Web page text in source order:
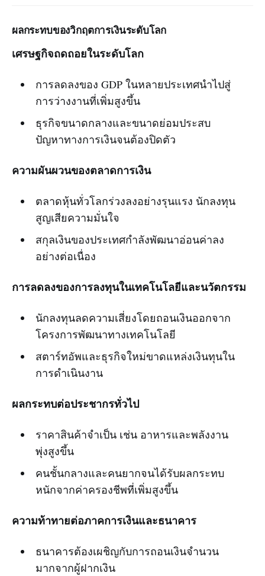
ผลกระทบของวิกฤตการเงินระดับโลก
เศรษฐกิจถดถอยในระดับโลก
การลดลงของ GDP ในหลายประเทศนำไปสู่
การว่างงานที่เพิ่มสูงขึ้น
ธุรกิจขนาดกลางและขนาดย่อมประสบ
ปัญหาทางการเงินจนต้องปิดตัว
ความผันผวนของตลาดการเงิน
ตลาดหุ้นทั่วโลกร่วงลงอย่างรุนแรง นักลงทุน
สูญเสียความมั่นใจ
สกุลเงินของประเทศกำลังพัฒนาอ่อนค่าลง
อย่างต่อเนื่อง
การลดลงของการลงทุนในเทคโนโลยีและนวัตกรรม
นักลงทุนลดความเสี่ยงโดยถอนเงินออกจาก
โครงการพัฒนาทางเทคโนโลยี
สตาร์ทอัพและธุรกิจใหม่ขาดแหล่งเงินทุนใน
การดำเนินงาน
ผลกระทบต่อประชากรทั่วไป
ราคาสินค้าจำเป็น เช่น อาหารและพลังงาน
พุ่งสูงขึ้น
คนชั้นกลางและคนยากจนได้รับผลกระทบ
หนักจากค่าครองชีพที่เพิ่มสูงขึ้น
ความท้าทายต่อภาคการเงินและธนาคาร
ธนาคารต้องเผชิญกับการถอนเงินจำนวน
มากจากผู้ฝากเงิน